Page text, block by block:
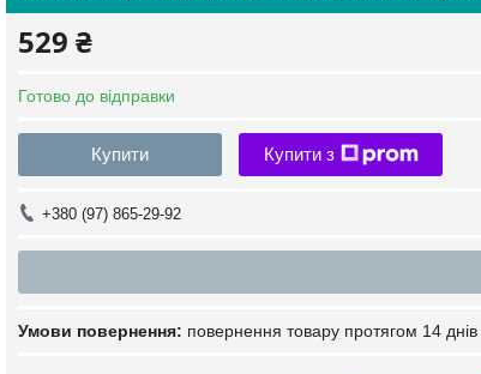
529 ₴
Готово до відправки
Купити Купити з
+380 (97) 865-29-92
повернення товару протягом 14 днів